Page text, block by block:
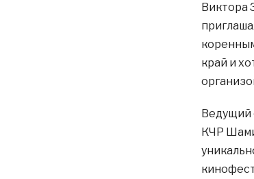
Виктора
край и
Ведущий
КЧР